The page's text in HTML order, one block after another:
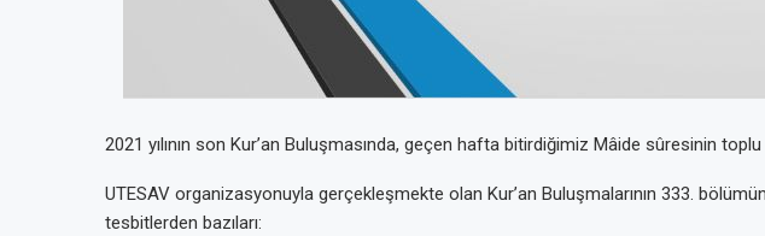
2021 yılının son Kur’an Buluşmasında, geçen hafta bitirdiğimiz Mâide sûresinin toplu
UTESAV organizasyonuyla gerçekleşmekte olan Kur’an Buluşmalarının 333.
tesbitlerden bazıları: